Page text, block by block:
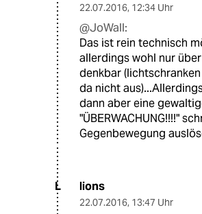
22.07.2016, 12:34 Uhr
@JoWall:
Das ist rein technisch
allerdings wohl nur
denkbar
da nicht
dann aber eine
"ÜBERWACHUNG!!!!"
Gegenbewegung
L lions
22.07.2016, 13:47 Uhr